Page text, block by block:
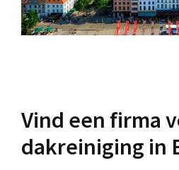
Vind een firma
dakreiniging in